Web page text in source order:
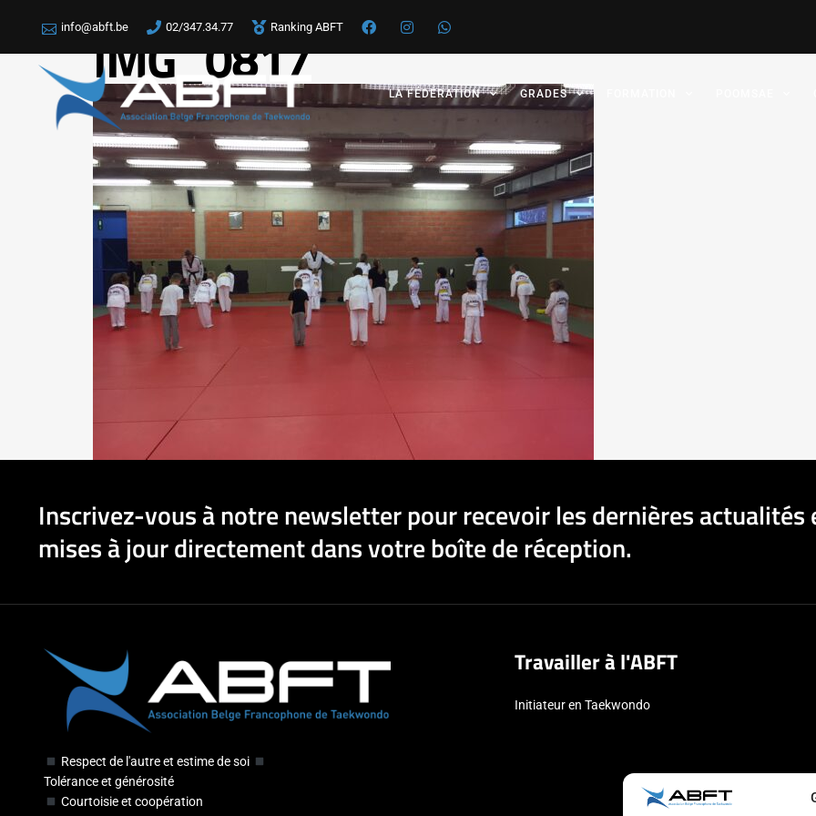
info@abft.be 02/347.34.77 Ranking ABFT
LA FÉDÉRATION GRADES
IMG_0817
Inscrivez-vous à notre newsletter pour recevoir les dernières actualités
mises à jour directement dans votre boîte de réception.
Respect de l'autre et estime de soi
Tolérance et générosité
Courtoisie et coopération
Travailler à l'ABFT
Initiateur en Taekwondo